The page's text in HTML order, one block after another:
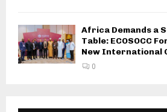
Africa Demands a
Table: ECOSOCC
New International
0